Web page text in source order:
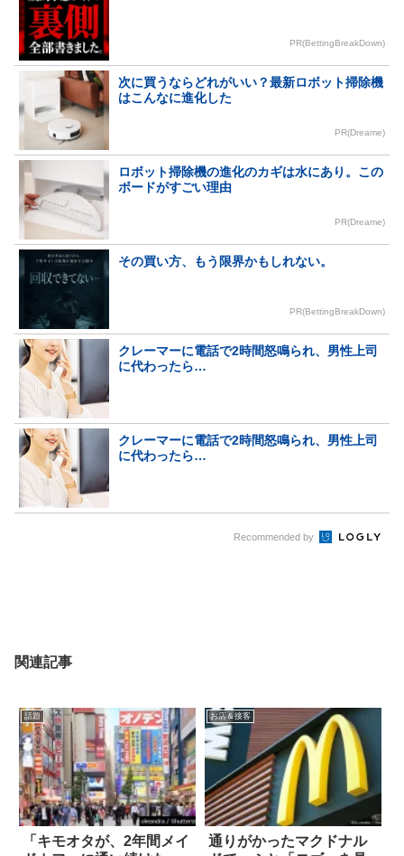
PR(BettingBreakDown)
次に買うならどれがいい？最新ロボット掃除機
はこんなに進化した
PR(Dreame)
ロボット掃除機の進化のカギは水にあり。この
ボードがすごい理由
PR(Dreame)
その買い方、もう限界かもしれない。
PR(BettingBreakDown)
クレーマーに電話で2時間怒鳴られ、男性上司
に代わったら…
クレーマーに電話で2時間怒鳴られ、男性上司
に代わったら…
Recommended by
関連記事
話題
「キモオタが、2年間メイ
お店＆接客
通りがかったマクドナル